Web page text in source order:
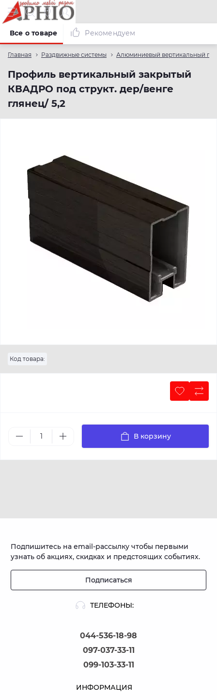
Главная Раздвижные системы Алюминиевый вертикальный
Профиль вертикальный закрытый
КВАДРО под структ. дер/венге
глянец/ 5,2
Все о товаре Рекомендуем
Код товара:
В корзину
ТЕЛЕФОНЫ:
044-536-18-98
097-037-33-11
099-103-33-11
Подпишитесь на email-рассылку чтобы первыми
узнать об акциях, скидках и предстоящих событиях.
Подписаться
ИНФОРМАЦИЯ